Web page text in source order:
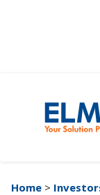
Elma
neuen
Home >